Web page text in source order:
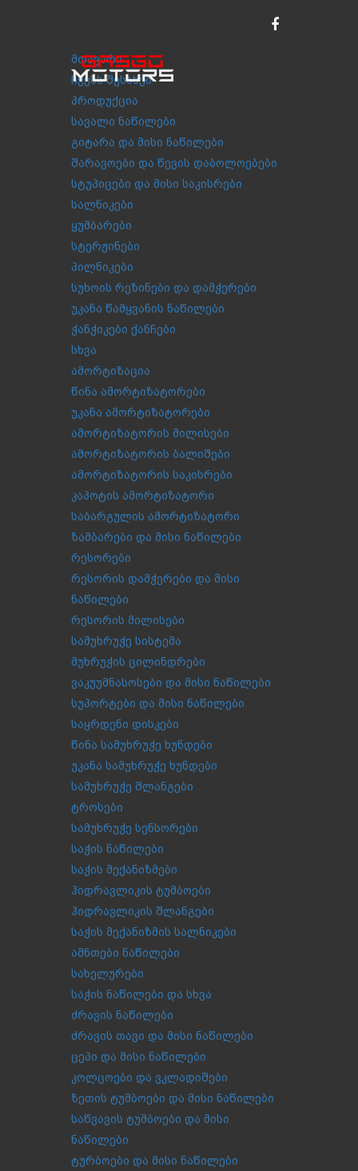
მთავარი
ჩვენს შესახებ
პროდუქცია
სავალი ნაწილები
გიტარა და მისი ნაწილები
შარავოები და წევის დაბოლოებები
სტუპიცები და მისი საკისრები
სალნიკები
ყუმბარები
სტერჟინები
პილნიკები
სუხოის რეზინები და დამჭერები
უკანა წამყვანის ნაწილები
ჭანჭიკები ქანჩები
სხვა
ამორტიზაცია
წინა ამორტიზატორები
უკანა ამორტიზატორები
ამორტიზატორის მილისები
ამორტიზატორის ბალიშები
ამორტიზატორის საკისრები
კაპოტის ამორტიზატორი
საბარგულის ამორტიზატორი
ზამბარები და მისი ნაწილები
რესორები
რესორის დამჭერები და მისი
ნაწილები
რესორის მილისები
სამუხრუჭე სისტემა
მუხრუჭის ცილინდრები
ვაკუუმნასოსები და მისი ნაწილები
სუპორტები და მისი ნაწილები
საყრდენი დისკები
წინა სამუხრუჭე ხუნდები
უკანა სამუხრუჭე ხუნდები
სამუხრუჭე შლანგები
ტროსები
სამუხრუჭე სენსორები
საჭის ნაწილები
საჭის მექანიზმები
ჰიდრავლიკის ტუმბოები
ჰიდრავლიკის შლანგები
საჭის მექანიზმის სალნიკები
ამნთები ნაწილები
სახელურები
საჭის ნაწილები და სხვა
ძრავის ნაწილები
ძრავის თავი და მისი ნაწილები
ცეპი და მისი ნაწილები
კოლცოები და ვკლადიშები
ზეთის ტუმბოები და მისი ნაწილები
საწვავის ტუმბოები და მისი
ნაწილები
ტურბოები და მისი ნაწილები